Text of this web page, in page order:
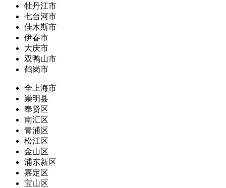
牡丹江市
七台河市
佳木斯市
伊春市
大庆市
双鸭山市
鹤岗市
全上海市
崇明县
奉贤区
南汇区
青浦区
松江区
金山区
浦东新区
嘉定区
宝山区